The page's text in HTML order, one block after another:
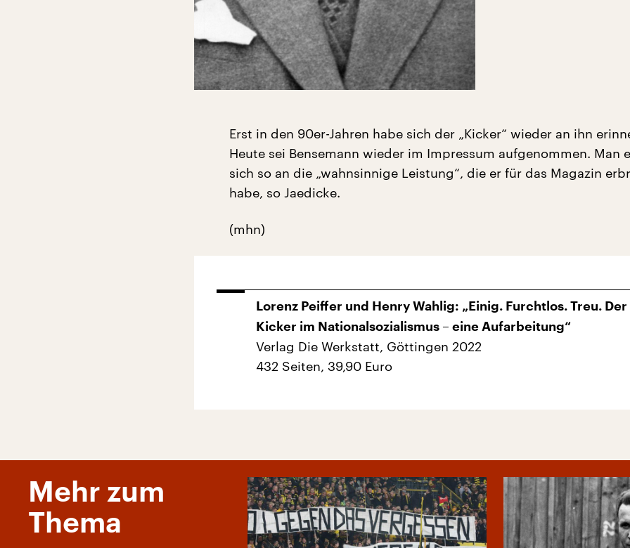
Erst in den 90er-Jahren habe sich der „Kicker“ wieder an ihn
Heute sei Bensemann wieder im Impressum aufgenommen. Man
sich so an die „wahnsinnige Leistung“, die er für das Magazin
habe, so Jaedicke.
(mhn)
Lorenz Peiffer und Henry Wahlig: „Einig. Furchtlos. Treu. Der
Kicker im Nationalsozialismus – eine Aufarbeitung“
Verlag Die Werkstatt, Göttingen 2022
432 Seiten, 39,90 Euro
Mehr zum
Thema